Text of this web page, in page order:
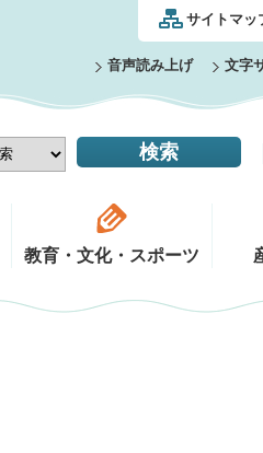
サイトマッ
音声読み上げ 文字
教育・文化・スポーツ